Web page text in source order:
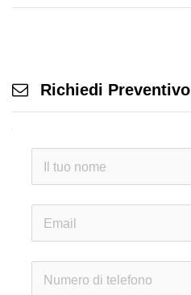
Richiedi Preventivo